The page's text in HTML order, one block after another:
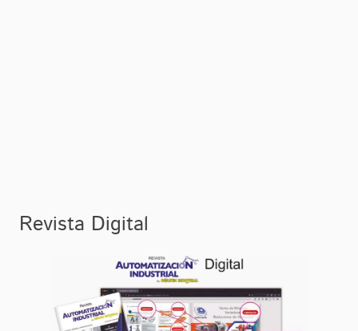
Revista Digital